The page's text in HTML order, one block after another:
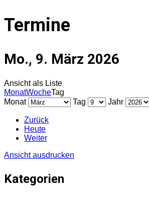
Termine
Mo., 9. März 2026
Ansicht als Liste
MonatWocheTag
Monat
Tag Jahr
Zurück
Heute
Weiter
Ansichtausdrucken
Kategorien